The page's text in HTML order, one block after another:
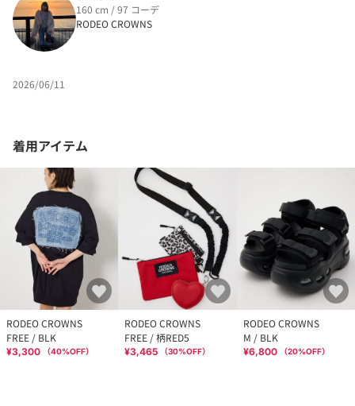
160 cm / 97 コーデ
RODEO CROWNS
2026/06/11
着用アイテム
RODEO CROWNS
FREE / BLK
¥3,300 （40%OFF）
RODEO CROWNS
FREE / 柄RED5
¥3,465 （30%OFF）
RODEO CROWNS
M / BLK
¥6,800 （20%OFF）